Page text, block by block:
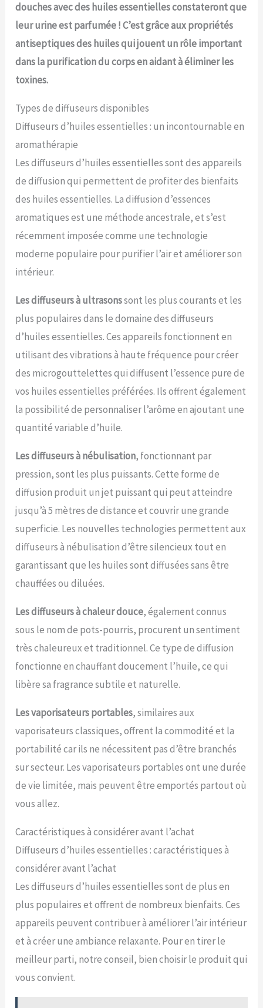
douches avec des huiles essentielles constateront que
leur urine est parfumée ! C’est grâce aux propriétés
antiseptiques des huiles qui jouent un rôle important
dans la purification du corps en aidant à éliminer les
toxines.
Types de diffuseurs disponibles
Diffuseurs d’huiles essentielles : un incontournable en
aromathérapie
Les diffuseurs d’huiles essentielles sont des appareils
de diffusion qui permettent de profiter des bienfaits
des huiles essentielles. La diffusion d’essences
aromatiques est une méthode ancestrale, et s’est
récemment imposée comme une technologie
moderne populaire pour purifier l’air et améliorer son
intérieur.
Les diffuseurs à ultrasonssont les plus courants et les
plus populaires dans le domaine des diffuseurs
d’huiles essentielles. Ces appareils fonctionnent en
utilisant des vibrations à haute fréquence pour créer
des microgouttelettes qui diffusent l’essence pure de
vos huiles essentielles préférées. Ils offrent également
la possibilité de personnaliser l’arôme en ajoutant une
quantité variable d’huile.
Les diffuseurs à nébulisation, fonctionnant par
pression, sont les plus puissants. Cette forme de
diffusion produit un jet puissant qui peut atteindre
jusqu’à 5 mètres de distance et couvrir une grande
superficie. Les nouvelles technologies permettent aux
diffuseurs à nébulisation d’être silencieux tout en
garantissant que les huiles sont diffusées sans être
chauffées ou diluées.
Les diffuseurs à chaleur douce, également connus
sous le nom de pots-pourris, procurent un sentiment
très chaleureux et traditionnel. Ce type de diffusion
fonctionne en chauffant doucement l’huile, ce qui
libère sa fragrance subtile et naturelle.
Les vaporisateurs portables, similaires aux
vaporisateurs classiques, offrent la commodité et la
portabilité car ils ne nécessitent pas d’être branchés
sur secteur. Les vaporisateurs portables ont une durée
de vie limitée, mais peuvent être emportés partout où
vous allez.
Caractéristiques à considérer avant l’achat
Diffuseurs d’huiles essentielles : caractéristiques à
considérer avant l’achat
Les diffuseurs d’huiles essentielles sont de plus en
plus populaires et offrent de nombreux bienfaits. Ces
appareils peuvent contribuer à améliorer l’air intérieur
et à créer une ambiance relaxante. Pour en tirer le
meilleur parti, notre conseil, bien choisir le produit qui
vous convient.